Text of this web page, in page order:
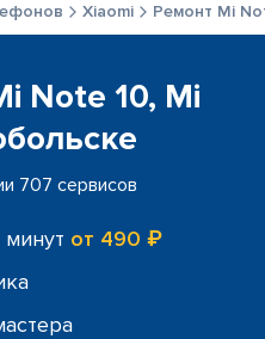
Xiaomi Ремонт Mi
Note 10, Mi
707 сервисов
от 490 ₽